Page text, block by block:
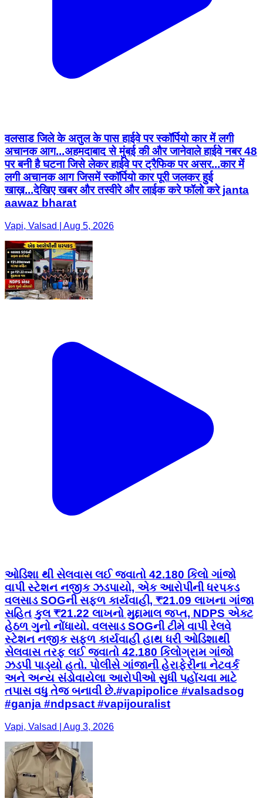
वलसाड जिले के अतुल के पास हाईवे पर स्कॉर्पियो कार में लगी
अचानक आग...अहमदाबाद से मुंबई की और जानेवाले हाईवे नबर 48
पर बनी है घटना जिसे लेकर हाईवे पर ट्रैफिक पर असर...कार में
लगी अचानक आग जिसमें स्कॉर्पियो कार पूरी जलकर हुई
खाख़...देखिए खबर और तस्वीरे और लाईक करे फॉलो करे janta
aawaz bharat
Vapi, Valsad | Aug 5, 2026
ઓડિશા થી સેલવાસ લઈ જવાતો 42.180 કિલો ગાંજો
વાપી સ્ટેશન નજીક ઝડપાયો, એક આરોપીની ધરપકડ
વલસાડ SOGની સફળ કાર્યવાહી, ₹21.09 લાખના ગાંજા
સહિત કુલ ₹21.22 લાખનો મુદ્દામાલ જપ્ત, NDPS એક્ટ
હેઠળ ગુનો નોંધાયો. વલસાડ SOGની ટીમે વાપી રેલવે
સ્ટેશન નજીક સફળ કાર્યવાહી હાથ ધરી ઓડિશાથી
સેલવાસ તરફ લઈ જવાતો 42.180 કિલોગ્રામ ગાંજો
ઝડપી પાડ્યો હતો. પોલીસે ગાંજાની હેરાફેરીના નેટવર્ક
અને અન્ય સંડોવાયેલા આરોપીઓ સુધી પહોંચવા માટે
તપાસ વધુ તેજ બનાવી છે.#vapipolice #valsadsog
#ganja #ndpsact #vapijouralist
Vapi, Valsad | Aug 3, 2026